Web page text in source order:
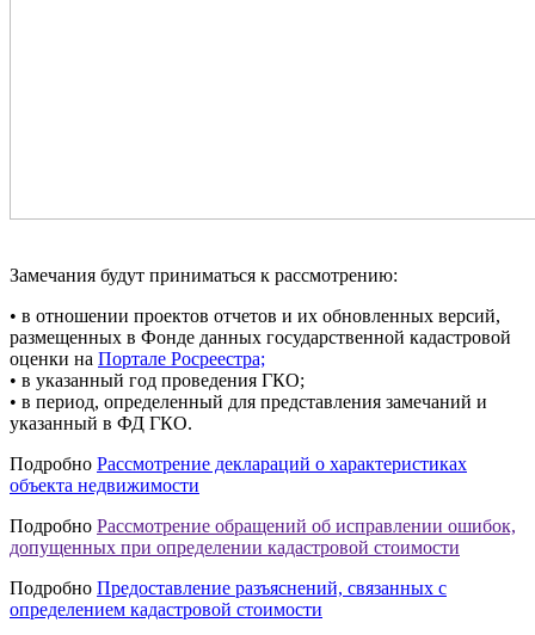
Замечания будут приниматься к рассмотрению:
• в отношении проектов отчетов и их обновленных версий,
размещенных в Фонде данных государственной кадастровой
оценки на Портале Росреестра;
• в указанный год проведения ГКО;
• в период, определенный для представления замечаний и
указанный в ФД ГКО.
Подробно Рассмотрение деклараций о характеристиках
объекта недвижимости
Подробно Рассмотрение обращений об исправлении ошибок,
допущенных при определении кадастровой стоимости
Подробно Предоставление разъяснений, связанных с
определением кадастровой стоимости